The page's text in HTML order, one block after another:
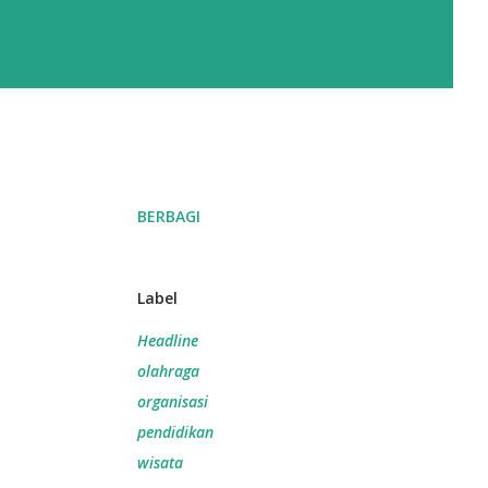
BERBAGI
Label
Headline
olahraga
organisasi
pendidikan
wisata